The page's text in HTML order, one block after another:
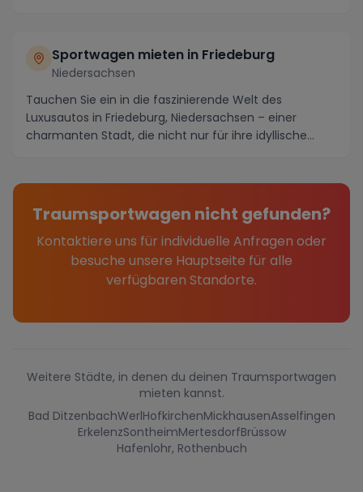
Sportwagen mieten in Friedeburg
Niedersachsen
Tauchen Sie ein in die faszinierende Welt des
Luxusautos in Friedeburg, Niedersachsen – einer
charmanten Stadt, die nicht nur für ihre idyllische
Traumsportwagen nicht gefunden?
Kontaktiere uns für individuelle Anfragen oder
besuche unsere Hauptseite für alle
verfügbaren Standorte.
Weitere Städte, in denen du deinen Traumsportwagen
mieten kannst.
Bad DitzenbachWerlHofkirchenMickhausenAsselfingen
ErkelenzSontheimMertesdorfBrüssow
Hafenlohr, Rothenbuch